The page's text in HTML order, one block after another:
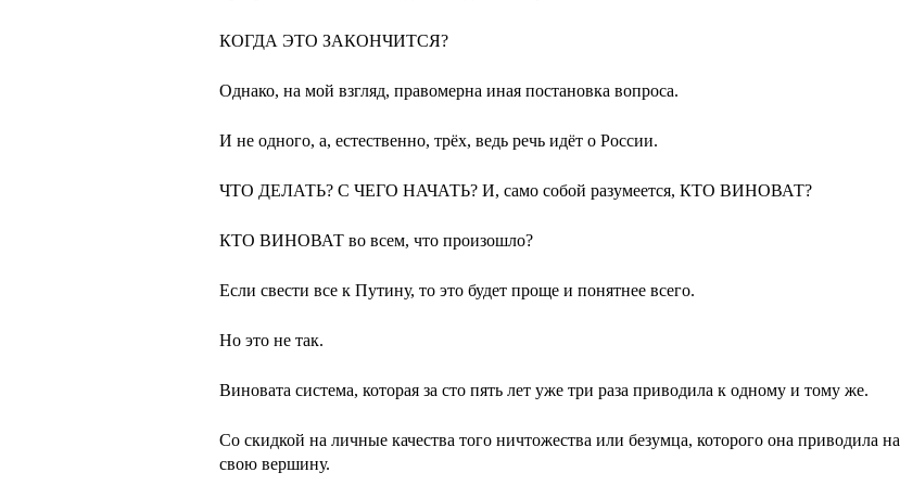
КОГДА ЭТО ЗАКОНЧИТСЯ?
Однако, на мой взгляд, правомерна иная постановка вопроса.
И не одного, а, естественно, трёх, ведь речь идёт о России.
ЧТО ДЕЛАТЬ? С ЧЕГО НАЧАТЬ? И, само собой разумеется, КТО ВИНОВАТ?
КТО ВИНОВАТ во всем, что произошло?
Если свести все к Путину, то это будет проще и понятнее всего.
Но это не так.
Виновата система, которая за сто пять лет уже три раза приводила к одному и тому же.
Со скидкой на личные качества того ничтожества или безумца, которого она приводила на
свою вершину.